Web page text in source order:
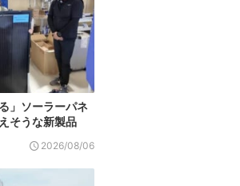
」ソーラーパネ
そうな新製品
2026/08/06